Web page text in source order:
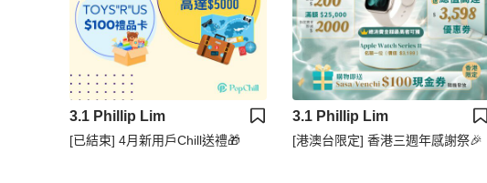
3.1 Phillip Lim
[已結束] 4月新用戶Chill送禮🎁
3.1 Phillip Lim
[港澳台限定] 香港三週年感謝祭🎉